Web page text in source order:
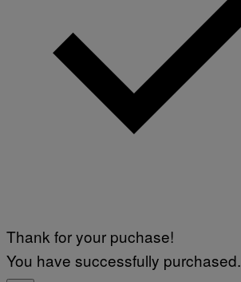
Thank for your puchase!
You have successfully purchased.